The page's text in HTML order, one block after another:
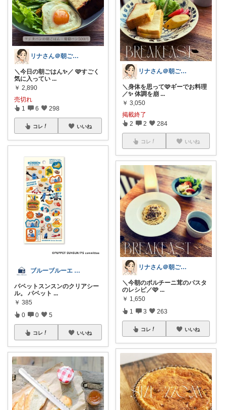
リナさん＠朝ごはん充実life🌿🕊️
＼今日の朝ごはん✨／ 🩷すごく
気に入ってい ...
￥ 2,890
売切れ
1 6 298
コレ いいね
ブルーブルーエ 楽天市場店
パペットスンスンのクリアシー
ル。 パペット ...
￥ 385
0 0 5
コレ いいね
リナさん＠朝ごはん充実life🌿🕊️
＼身体を思って🩷ギーでお料理
／✨ 体調を崩 ...
￥ 3,050
掲載終了
2 2 284
コレ いいね
リナさん＠朝ごはん充実life🌿🕊️
＼今朝のポルチーニ茸のパスタ
のレシピ／🩷 ...
￥ 1,650
1 3 263
コレ いいね